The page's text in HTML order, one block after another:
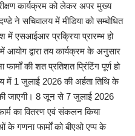
कार्यक्रम को लेकर अपर मुख्य
ने सचिवालय में मीडिया को सम्बोधित
में एसआईआर प्रक्रिया प्रारम्भ हो
आयोग द्वारा तय कार्यक्रम के अनुसार
की शत प्रतिशत प्रिंटिंग पूर्ण हो
में 1 जुलाई 2026 की अर्हता तिथि के
जाएगी। 8 जून से 7 जुलाई 2026
का वितरण एवं संकलन किया
के गणना फार्मों को बीएओ एप्प के